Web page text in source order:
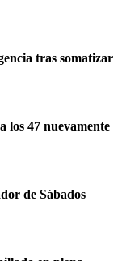
tras somatizar
los 47 nuevamente
de Sábados